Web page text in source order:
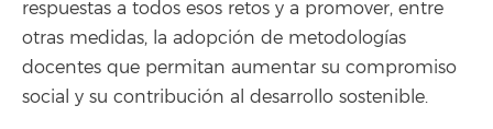
respuestas a todos esos retos y a promover, entre
otras medidas, la adopción de metodologías
docentes que permitan aumentar su compromiso
social y su contribución al desarrollo sostenible.